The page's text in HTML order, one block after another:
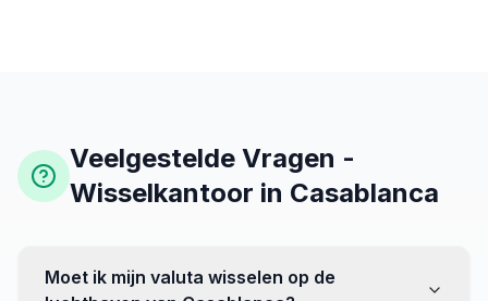
Veelgestelde Vragen -
Wisselkantoor in Casablanca
Moet ik mijn valuta wisselen op de